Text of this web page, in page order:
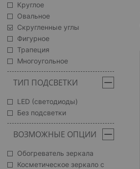
Круглое
Овальное
Скругленные углы
Фигурное
Трапеция
Многоугольное
ТИП ПОДСВЕТКИ
LED (светодиоды)
Без подсветки
ВОЗМОЖНЫЕ ОПЦИИ
Обогреватель зеркала
Косметическое зеркало с